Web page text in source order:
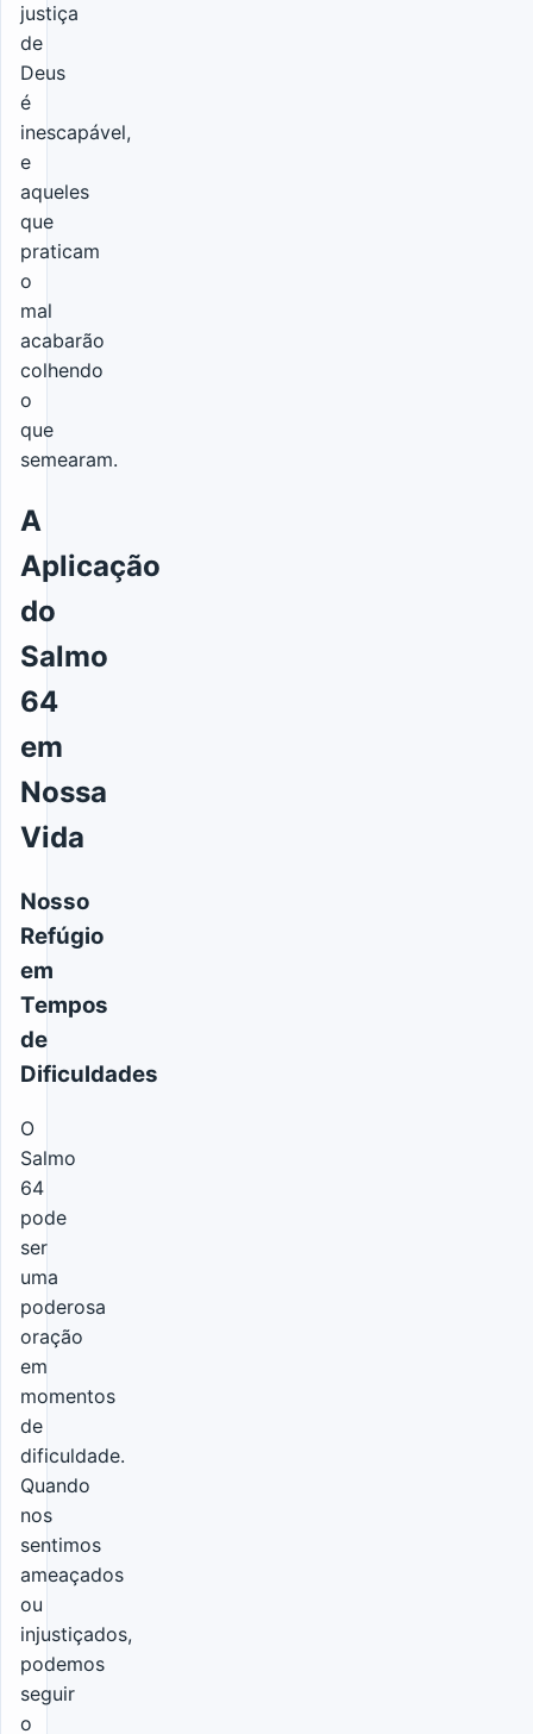
justiça
de
Deus
é
inescapável,
e
aqueles
que
praticam
o
mal
acabarão
colhendo
o
que
semearam.
A
Aplicação
do
Salmo
64
em
Nossa
Vida
Nosso
Refúgio
em
Tempos
de
Dificuldades
O
Salmo
64
pode
ser
uma
poderosa
oração
em
momentos
de
dificuldade.
Quando
nos
sentimos
ameaçados
ou
injustiçados,
podemos
seguir
o